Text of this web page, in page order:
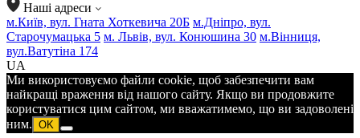
Наші адреси
м.Київ, вул. Гната Хоткевича 20Б м.Дніпро, вул.
Старочумацька 5 м. Львів, вул. Конюшина 30 м.Вінниця,
вул.Ватутіна 174
UA
Ми використовуємо файли cookie, щоб забезпечити вам
найкращі враження від нашого сайту. Якщо ви продовжите
користуватися цим сайтом, ми вважатимемо, що ви задоволені
ним. OK